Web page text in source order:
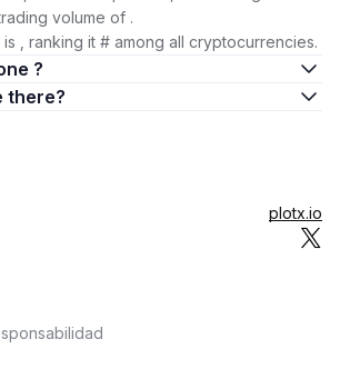
volume of .
, ranking it # among all cryptocurrencies.
?
are there?
plotx.io